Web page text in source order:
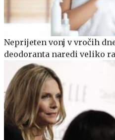
Neprijeten vonj v vročih
deodoranta naredi veliko